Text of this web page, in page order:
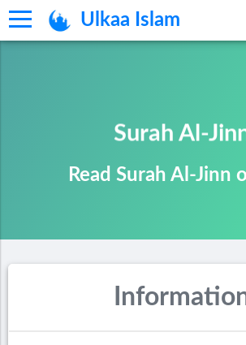
Ulkaa Islam
Surah Al-
Read Surah Al-Jinn